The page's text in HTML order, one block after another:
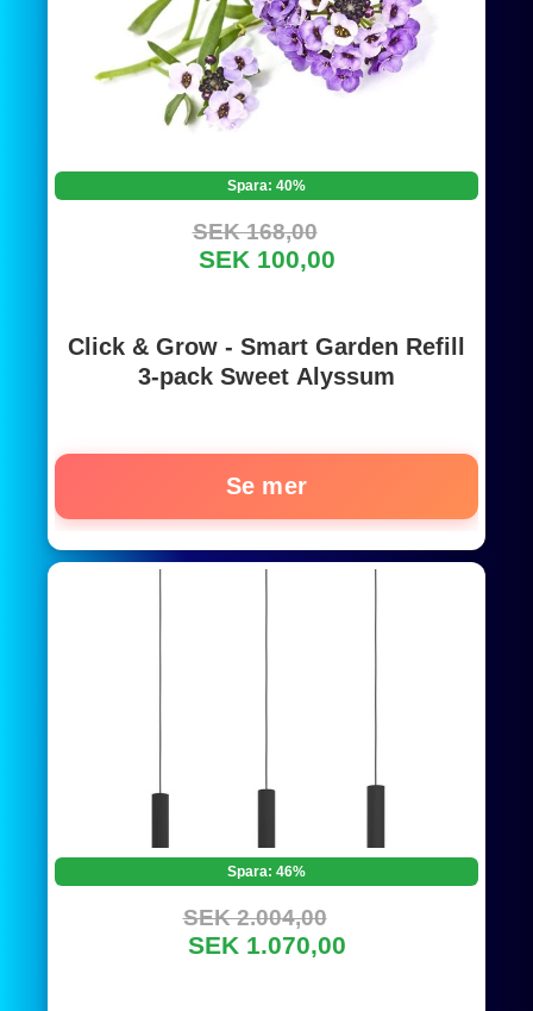
Spara: 40%
SEK 168,00
SEK 100,00
Click & Grow - Smart Garden Refill
3-pack Sweet Alyssum
Se mer
Spara: 46%
SEK 2.004,00
SEK 1.070,00